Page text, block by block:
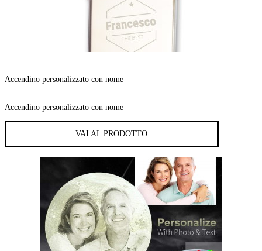
Accendino personalizzato con nome
Accendino personalizzato con nome
VAI AL PRODOTTO